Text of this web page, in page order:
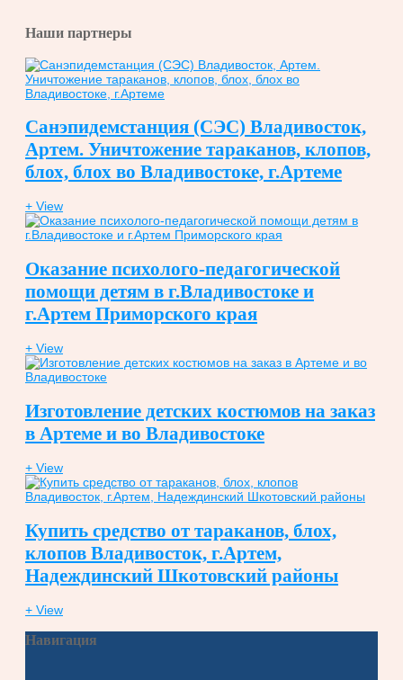
Наши партнеры
Санэпидемстанция (СЭС) Владивосток,
Артем. Уничтожение тараканов, клопов,
блох, блох во Владивостоке, г.Артеме
+ View
Оказание психолого-педагогической
помощи детям в г.Владивостоке и
г.Артем Приморского края
+ View
Изготовление детских костюмов на заказ
в Артеме и во Владивостоке
+ View
Купить средство от тараканов, блох,
клопов Владивосток, г.Артем,
Надеждинский Шкотовский районы
+ View
Навигация